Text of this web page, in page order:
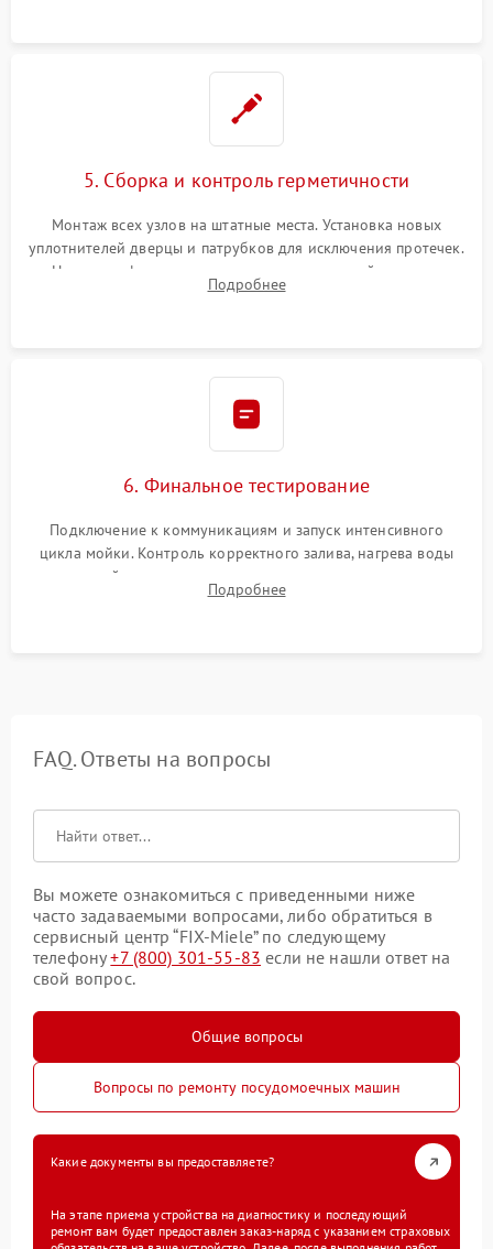
5. Сборка и контроль герметичности
Монтаж всех узлов на штатные места. Установка новых
уплотнителей дверцы и патрубков для исключения протечек.
Надежная фиксация хомутов гидравлической системы,
сборка корпуса и установка датчика поплавка.
Подробнее
6. Финальное тестирование
Подключение к коммуникациям и запуск интенсивного
цикла мойки. Контроль корректного залива, нагрева воды
до нужной температуры, отсутствия посторонних шумов,
штатного слива и абсолютной сухости в поддоне.
Подробнее
FAQ. Ответы на вопросы
Вы можете ознакомиться с приведенными ниже
часто задаваемыми вопросами, либо обратиться в
сервисный центр “FIX-Miele” по следующему
телефону+7 (800) 301-55-83 если не нашли ответ на
свой вопрос.
Общие вопросы
Вопросы по ремонту посудомоечных машин
Какие документы вы предоставляете?
На этапе приема устройства на диагностику и последующий
ремонт вам будет предоставлен заказ-наряд с указанием страховых